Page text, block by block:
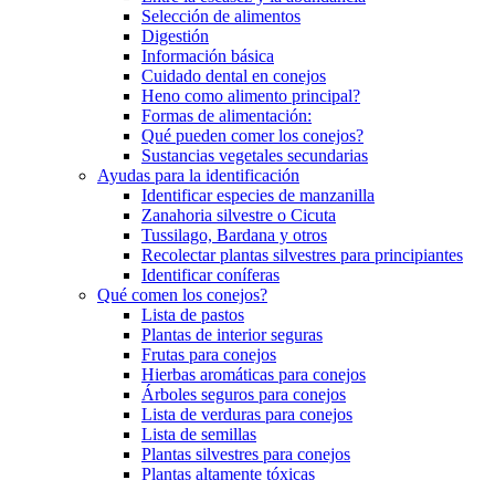
Selección de alimentos
Digestión
Información básica
Cuidado dental en conejos
Heno como alimento principal?
Formas de alimentación:
Qué pueden comer los conejos?
Sustancias vegetales secundarias
Ayudas para la identificación
Identificar especies de manzanilla
Zanahoria silvestre o Cicuta
Tussilago, Bardana y otros
Recolectar plantas silvestres para principiantes
Identificar coníferas
Qué comen los conejos?
Lista de pastos
Plantas de interior seguras
Frutas para conejos
Hierbas aromáticas para conejos
Árboles seguros para conejos
Lista de verduras para conejos
Lista de semillas
Plantas silvestres para conejos
Plantas altamente tóxicas